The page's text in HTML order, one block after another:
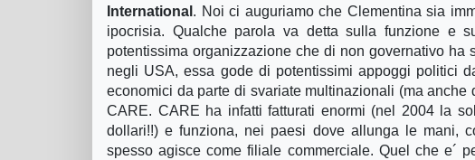
International . Noi ci auguriamo che Clementina sia
ipocrisia. Qualche parola va detta sulla funzione e
potentissima organizzazione che di non governativo
negli USA, essa gode di potentissimi appoggi politici
economici da parte di svariate multinazionali (ma
CARE. CARE ha infatti fatturati enormi (nel 2004 la
dollari!!) e funziona, nei paesi dove allunga le mani,
spesso agisce come filiale commerciale. Quel che e´